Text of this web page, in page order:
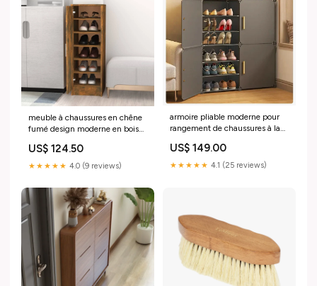
meuble à chaussures en chêne
fumé design moderne en bois
par défaut
US$ 124.50
★★★★★ 4.0 (9 reviews)
armoire pliable moderne pour
rangement de chaussures à la
US$ 149.00
★★★★★ 4.1 (25 reviews)